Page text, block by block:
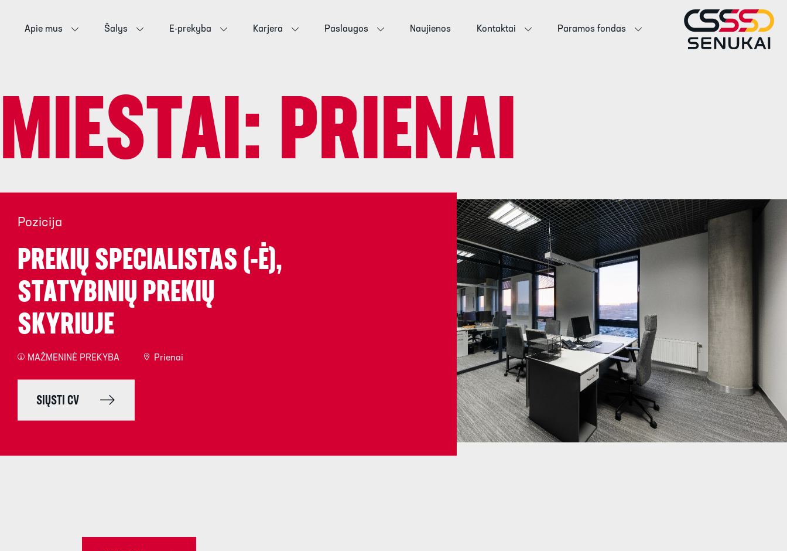
Apie mus Šalys E-prekyba Karjera Paslaugos Naujienos Kontaktai Paramos fondas
MIESTAI: PRIENAI
Pozicija
PREKIŲ SPECIALISTAS (-Ė),
STATYBINIŲ PREKIŲ
SKYRIUJE
MAŽMENINĖ PREKYBA Prienai
SIŲSTI CV